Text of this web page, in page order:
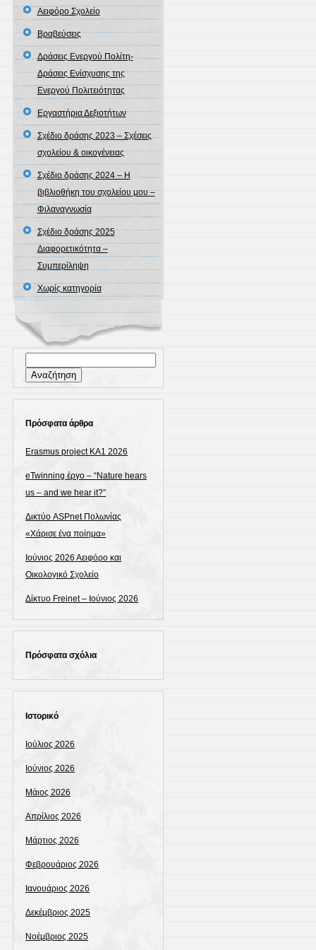
Αειφόρο Σχολείο
Βραβεύσεις
Δράσεις Ενεργού Πολίτη-
Δράσεις Ενίσχυσης της
Ενεργού Πολιτειότητας
Εργαστήρια Δεξιοτήτων
Σχέδιο δράσης 2023 – Σχέσεις
σχολείου & οικογένειας
Σχέδιο δράσης 2024 – Η
βιβλιοθήκη του σχολείου μου –
Φιλαναγνωσία
Σχέδιο δράσης 2025
Διαφορετικότητα –
Συμπερίληψη
Χωρίς κατηγορία
για:
Πρόσφατα άρθρα
Erasmus project KA1 2026
eTwinning έργο – “Nature hears
us – and we hear it?”
Δικτύο ASPnet Πολωνίας
«Χάρισε ένα ποίημα»
Ιούνιος 2026 Αειφόρο και
Οικολογικό Σχολείο
Δίκτυο Freinet – Ιούνιος 2026
Πρόσφατα σχόλια
Ιστορικό
Ιούλιος 2026
Ιούνιος 2026
Μάιος 2026
Απρίλιος 2026
Μάρτιος 2026
Φεβρουάριος 2026
Ιανουάριος 2026
Δεκέμβριος 2025
Νοέμβριος 2025